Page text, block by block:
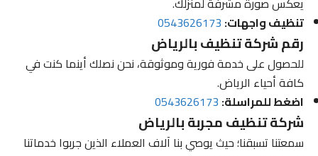
تنظيف واجهات:0543626173
رقم شركة تنظيف بالرياض
للحصول على خدمة فورية وموثوقة، نحن نصلك أينما كنت في
كافة أحياء الرياض.
اضغط للمراسلة:0543626173
شركة تنظيف مجربة بالرياض
سمعتنا تسبقنا؛ حيث يوصي بنا آلاف العملاء الذين جربوا خدماتنا